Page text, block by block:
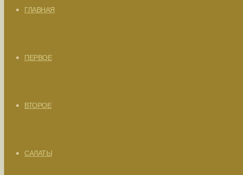
ГЛАВНАЯ
ПЕРВОЕ
ВТОРОЕ
САЛАТЫ